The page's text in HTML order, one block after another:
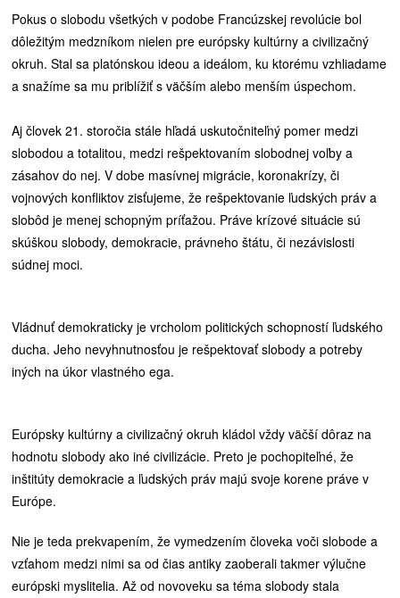
Pokus o slobodu všetkých v podobe Francúzskej revolúcie bol
dôležitým medzníkom nielen pre európsky kultúrny a civilizačný
okruh. Stal sa platónskou ideou a ideálom, ku ktorému vzhliadame
a snažíme sa mu priblížiť s väčším alebo menším úspechom.
Aj človek 21. storočia stále hľadá uskutočniteľný pomer medzi
slobodou a totalitou, medzi rešpektovaním slobodnej voľby a
zásahov do nej. V dobe masívnej migrácie, koronakrízy, či
vojnových konfliktov zisťujeme, že rešpektovanie ľudských práv a
slobôd je menej schopným príťažou. Práve krízové situácie sú
skúškou slobody, demokracie, právneho štátu, či nezávislosti
súdnej moci.
Vládnuť demokraticky je vrcholom politických schopností ľudského
ducha. Jeho nevyhnutnosťou je rešpektovať slobody a potreby
iných na úkor vlastného ega.
Európsky kultúrny a civilizačný okruh kládol vždy väčší dôraz na
hodnotu slobody ako iné civilizácie. Preto je pochopiteľné, že
inštitúty demokracie a ľudských práv majú svoje korene práve v
Európe.
Nie je teda prekvapením, že vymedzením človeka voči slobode a
vzťahom medzi nimi sa od čias antiky zaoberali takmer výlučne
európski myslitelia. Až od novoveku sa téma slobody stala